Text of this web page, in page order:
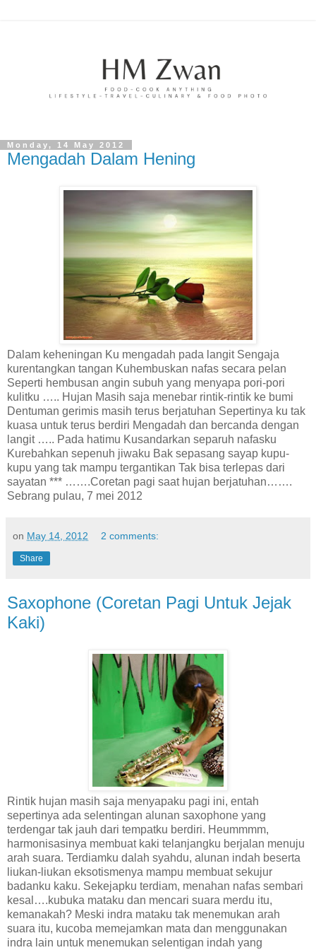
Monday, 14 May 2012
Mengadah Dalam Hening
Dalam keheningan Ku mengadah pada langit Sengaja
kurentangkan tangan Kuhembuskan nafas secara pelan
Seperti hembusan angin subuh yang menyapa pori-pori
kulitku ….. Hujan Masih saja menebar rintik-rintik ke bumi
Dentuman gerimis masih terus berjatuhan Sepertinya ku tak
kuasa untuk terus berdiri Mengadah dan bercanda dengan
langit ….. Pada hatimu Kusandarkan separuh nafasku
Kurebahkan sepenuh jiwaku Bak sepasang sayap kupu-
kupu yang tak mampu tergantikan Tak bisa terlepas dari
sayatan *** …….Coretan pagi saat hujan berjatuhan…….
Sebrang pulau, 7 mei 2012
on May 14, 2012 2 comments:
Share
Saxophone (Coretan Pagi Untuk Jejak
Kaki)
Rintik hujan masih saja menyapaku pagi ini, entah
sepertinya ada selentingan alunan saxophone yang
terdengar tak jauh dari tempatku berdiri. Heummmm,
harmonisasinya membuat kaki telanjangku berjalan menuju
arah suara. Terdiamku dalah syahdu, alunan indah beserta
liukan-liukan eksotismenya mampu membuat sekujur
badanku kaku. Sekejapku terdiam, menahan nafas sembari
kesal….kubuka mataku dan mencari suara merdu itu,
kemanakah? Meski indra mataku tak menemukan arah
suara itu, kucoba memejamkan mata dan menggunakan
indra lain untuk menemukan selentigan indah yang